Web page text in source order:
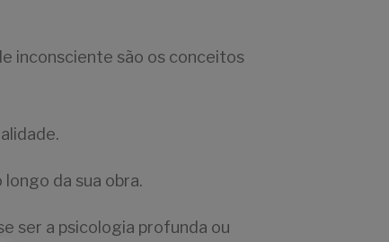
inconsciente são os conceitos
da sua obra.
ser a psicologia profunda ou